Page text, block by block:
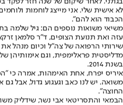
לא אישית שלי. אני מייצג לוחמות
הכבוד הוא להם״.
עזה ואת תנועת הצופים, ד״ר סלמאן
שירותי הרפואה של צה״ל וכיום מנהל את
מדליסטית פראלימפית, וגם אימותיהן
בשנת 2014.
איריס יפרח, אחת האימהות, אמרה כי
משואה. יש לנו כאב וגעגוע גדול, אבל גם
החוצה״.
הבמאי והתסריטאי אבי נשר, שידליק